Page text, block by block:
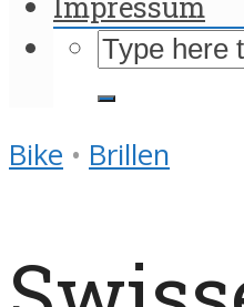
Bike • Brillen